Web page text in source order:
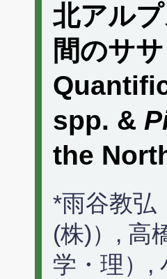
北アル
間のサ
spp. &
the
*雨谷教弘
(株)）, 高
学・理）,